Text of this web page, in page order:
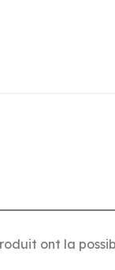
ont la